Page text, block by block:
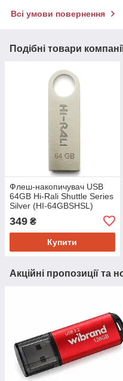
Всі умови повернення
Подібні товари
Флеш-накопичувач USB
64GB Hi-Rali Shuttle Series
Silver (HI-64GBSHSL)
349 ₴
Купити
Акційні пропозиції та